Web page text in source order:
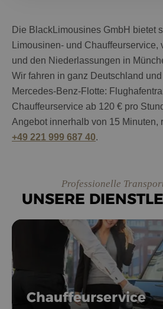
Die BlackLimousines GmbH bietet
Limousinen- und
und den Niederlassungen in
Wir fahren in ganz Deutschland
Mercedes-Benz-Flotte:
Chauffeurservice ab 120 € pro
Angebot innerhalb von 15 Minuten,
+49 221 999 687 40.
Professionelle
UNSERE
Chauffeurservice